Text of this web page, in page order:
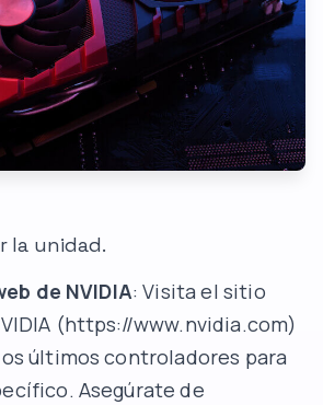
la unidad.
de NVIDIA: Visita el sitio
(https://www.nvidia.com)
últimos controladores para
Asegúrate de